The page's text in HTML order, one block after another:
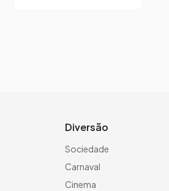
Diversão
Sociedade
Carnaval
Cinema